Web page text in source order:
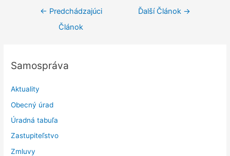
Samospráva
Aktuality
Obecný úrad
Úradná tabuľa
Zastupiteľstvo
Zmluvy
Navigácia
← Predchádzajúci
Článok
Ďalší Článok →